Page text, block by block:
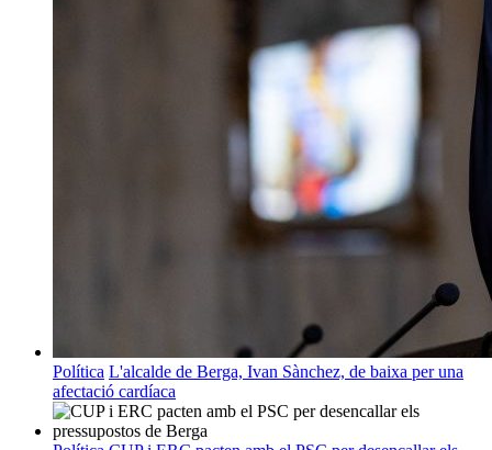
Política L'alcalde de Berga, Ivan Sànchez, de baixa per una
afectació cardíaca